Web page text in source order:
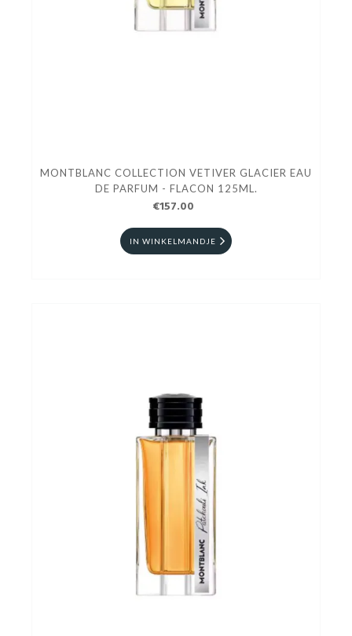
MONTBLANC COLLECTION VETIVER GLACIER EAU
DE PARFUM - FLACON 125ML.
€157.00
IN WINKELMANDJE